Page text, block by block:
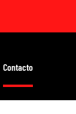
Contacto